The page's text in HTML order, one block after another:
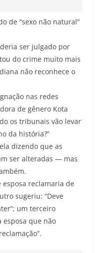
de “sexo não natural”
ser julgado por
do crime muito mais
não reconhece o
nas redes
de gênero Kota
os tribunais vão levar
da história?”
dizendo que as
ser alteradas — mas
reclamaria de
sugeriu: “Deve
um terceiro
esposa que não